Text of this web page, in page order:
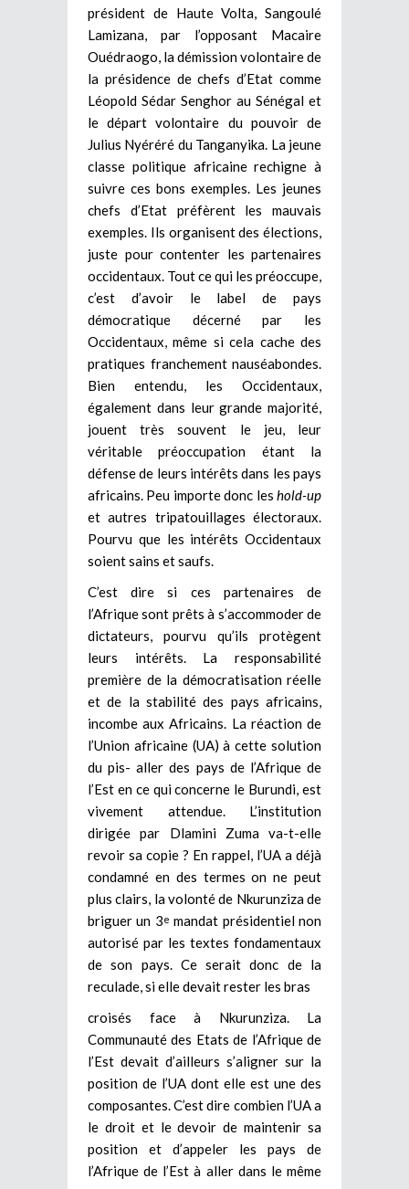
président de Haute Volta, Sangoulé
Lamizana, par l’opposant Macaire
Ouédraogo, la démission volontaire de
la présidence de chefs d’Etat comme
Léopold Sédar Senghor au Sénégal et
le départ volontaire du pouvoir de
Julius Nyéréré du Tanganyika. La jeune
classe politique africaine rechigne à
suivre ces bons exemples. Les jeunes
chefs d’Etat préfèrent les mauvais
exemples. Ils organisent des élections,
juste pour contenter les partenaires
occidentaux. Tout ce qui les préoccupe,
c’est d’avoir le label de pays
démocratique décerné par les
Occidentaux, même si cela cache des
pratiques franchement nauséabondes.
Bien entendu, les Occidentaux,
également dans leur grande majorité,
jouent très souvent le jeu, leur
véritable préoccupation étant la
défense de leurs intérêts dans les pays
africains. Peu importe donc les hold-up
et autres tripatouillages électoraux.
Pourvu que les intérêts Occidentaux
soient sains et saufs.
C’est dire si ces partenaires de
l’Afrique sont prêts à s’accommoder de
dictateurs, pourvu qu’ils protègent
leurs intérêts. La responsabilité
première de la démocratisation réelle
et de la stabilité des pays africains,
incombe aux Africains. La réaction de
l’Union africaine (UA) à cette solution
du pis- aller des pays de l’Afrique de
l’Est en ce qui concerne le Burundi, est
vivement attendue. L’institution
dirigée par Dlamini Zuma va-t-elle
revoir sa copie ? En rappel, l’UA a déjà
condamné en des termes on ne peut
plus clairs, la volonté de Nkurunziza de
briguer un 3e mandat présidentiel non
autorisé par les textes fondamentaux
de son pays. Ce serait donc de la
reculade, si elle devait rester les bras
croisés face à Nkurunziza. La
Communauté des Etats de l’Afrique de
l’Est devait d’ailleurs s’aligner sur la
position de l’UA dont elle est une des
composantes. C’est dire combien l’UA a
le droit et le devoir de maintenir sa
position et d’appeler les pays de
l’Afrique de l’Est à aller dans le même